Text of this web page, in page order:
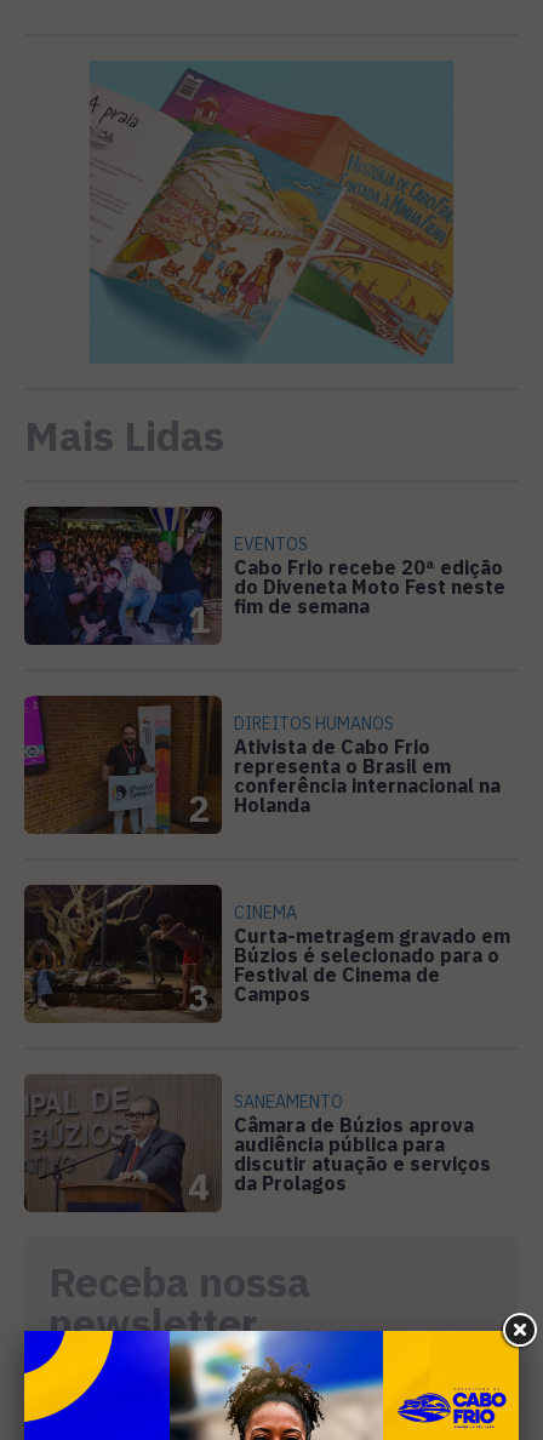
Mais Lidas
1
EVENTOS
Cabo Frio recebe 20ª edição
do Diveneta Moto Fest neste
fim de semana
2
DIREITOS HUMANOS
Ativista de Cabo Frio
representa o Brasil em
conferência internacional na
Holanda
3
CINEMA
Curta-metragem gravado em
Búzios é selecionado para o
Festival de Cinema de
Campos
4
SANEAMENTO
Câmara de Búzios aprova
audiência pública para
discutir atuação e serviços
da Prolagos
Receba nossa
newsletter